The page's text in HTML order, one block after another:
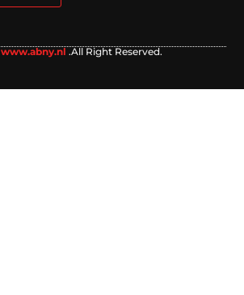
www.abny.nl .All Right Reserved.